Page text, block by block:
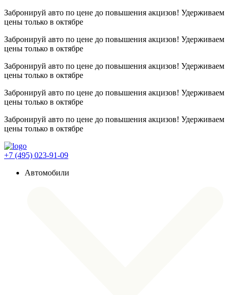
Забронируй авто по цене до повышения акцизов! Удерживаем
цены только в октябре
Забронируй авто по цене до повышения акцизов! Удерживаем
цены только в октябре
Забронируй авто по цене до повышения акцизов! Удерживаем
цены только в октябре
Забронируй авто по цене до повышения акцизов! Удерживаем
цены только в октябре
Забронируй авто по цене до повышения акцизов! Удерживаем
цены только в октябре
+7 (495) 023-91-09
Автомобили